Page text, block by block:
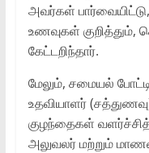
அவர்கள்
உணவுகள் குறித்தும்,
கேட்டறிந்தார்.
மேலும், சமையல்
உதவியாளர்
குழந்தைகள்
அலுவலர் மற்றும்